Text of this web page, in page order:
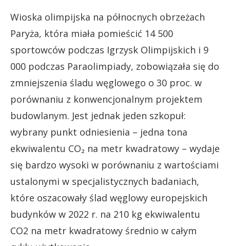
Wioska olimpijska na północnych obrzeżach
Paryża, która miała pomieścić 14 500
sportowców podczas Igrzysk Olimpijskich i 9
000 podczas Paraolimpiady, zobowiązała się do
zmniejszenia śladu węglowego o 30 proc. w
porównaniu z konwencjonalnym projektem
budowlanym. Jest jednak jeden szkopuł:
wybrany punkt odniesienia – jedna tona
ekwiwalentu CO₂ na metr kwadratowy – wydaje
się bardzo wysoki w porównaniu z wartościami
ustalonymi w specjalistycznych badaniach,
które oszacowały ślad węglowy europejskich
budynków w 2022 r. na 210 kg ekwiwalentu
CO2 na metr kwadratowy średnio w całym